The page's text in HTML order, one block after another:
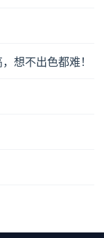
想不出色都难！